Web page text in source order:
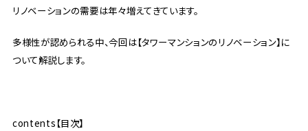
リノベーションの需要は年々増えてきています。
多様性が認められる中、今回は【タワーマンションのリノベーション】に
ついて解説します。
contents【目次】